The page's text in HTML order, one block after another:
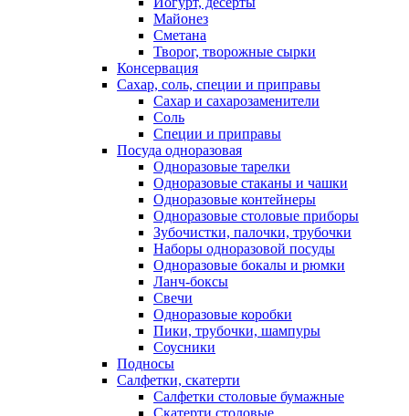
Майонез
Сметана
Творог, творожные сырки
Консервация
Сахар, соль, специи и приправы
Сахар и сахарозаменители
Соль
Специи и приправы
Посуда одноразовая
Одноразовые тарелки
Одноразовые стаканы и чашки
Одноразовые контейнеры
Одноразовые столовые приборы
Зубочистки, палочки, трубочки
Наборы одноразовой посуды
Одноразовые бокалы и рюмки
Ланч-боксы
Свечи
Одноразовые коробки
Пики, трубочки, шампуры
Соусники
Подносы
Салфетки, скатерти
Салфетки столовые бумажные